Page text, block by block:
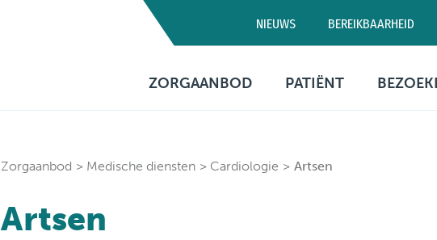
NIEUWS BEREIKBAARHEID
03 320
ZORGAANBOD
Medische diensten
PATIËNT
Opname
Zorgaanbod Medische diensten Cardiologie Artsen
Artsen